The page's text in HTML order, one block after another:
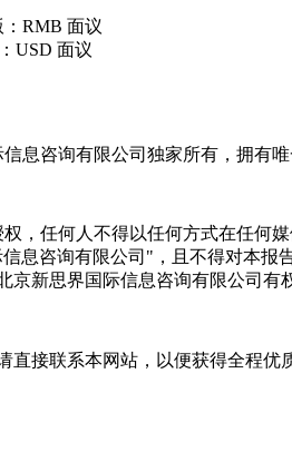
：RMB 面议
USD 面议
息咨询有限公司独家所有，拥有
，任何人不得以任何方式在任何
息咨询有限公司"，且不得对本
新思界国际信息咨询有限公司有
直接联系本网站，以便获得全程优